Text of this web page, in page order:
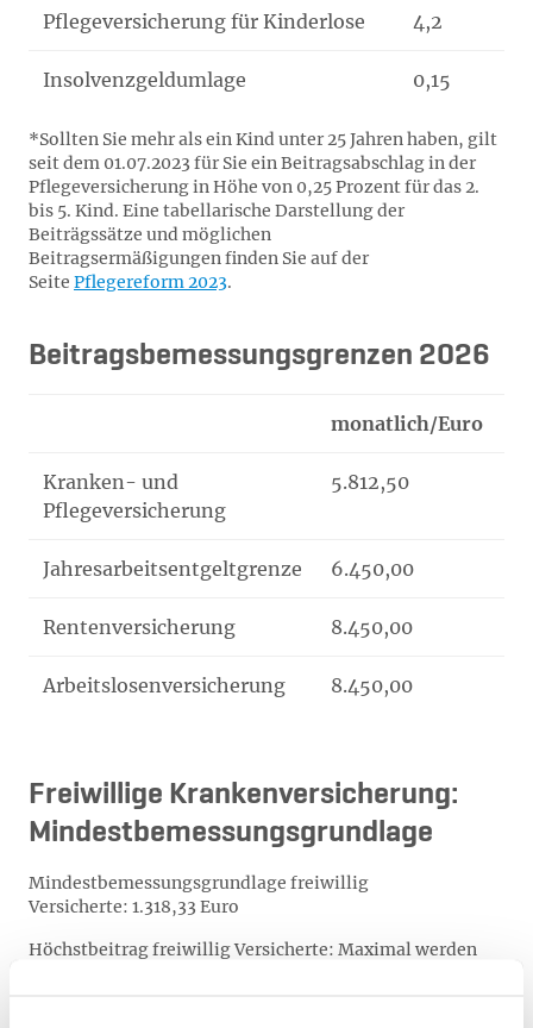
Pflegeversicherung für Kinderlose 4,2
Insolvenzgeldumlage 0,15
*Sollten Sie mehr als ein Kind unter 25 Jahren haben, gilt
seit dem 01.07.2023 für Sie ein Beitragsabschlag in der
Pflegeversicherung in Höhe von 0,25 Prozent für das 2.
bis 5. Kind. Eine tabellarische Darstellung der
Beiträgssätze und möglichen
Beitragsermäßigungen finden Sie auf der
Seite Pflegereform 2023.
Beitragsbemessungsgrenzen 2026
monatlich/Euro
Kranken- und
Pflegeversicherung
5.812,50
Jahresarbeitsentgeltgrenze 6.450,00
Rentenversicherung 8.450,00
Arbeitslosenversicherung 8.450,00
Freiwillige Krankenversicherung:
Mindestbemessungsgrundlage
Mindestbemessungsgrundlage freiwillig
Versicherte: 1.318,33 Euro
Höchstbeitrag freiwillig Versicherte: Maximal werden